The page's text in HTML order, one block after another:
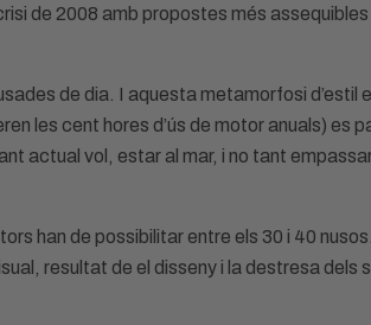
de 2008 amb propostes més
de dia. I aquesta metamorfosi d’estil
les cent hores d’ús de motor anuals) es
actual vol, estar al mar, i no tant
han de possibilitar entre els 30 i 40
resultat de el disseny i la destresa dels